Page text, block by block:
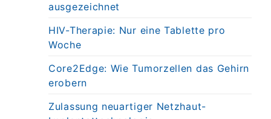
ausgezeichnet
HIV-Therapie: Nur eine Tablette pro
Woche
Core2Edge: Wie Tumorzellen das Gehirn
erobern
Zulassung neuartiger Netzhaut-